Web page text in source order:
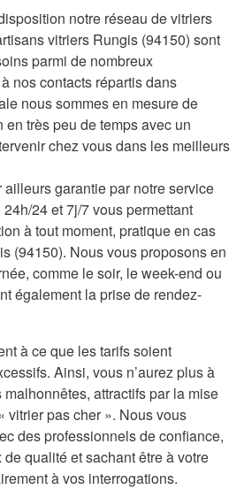
notre réseau de vitriers
vitriers Rungis (94150) sont
parmi de nombreux
nos contacts répartis dans
nous sommes en mesure de
très peu de temps avec un
chez vous dans les meilleurs
ailleurs garantie par notre service
24 et 7j/7 vous permettant
à tout moment, pratique en cas
(94150). Nous vous proposons en
comme le soir, le week-end ou
également la prise de rendez-
à ce que les tarifs soient
Ainsi, vous n’aurez plus à
attractifs par la mise
vitrier pas cher ». Nous vous
des professionnels de confiance,
qualité et sachant être à votre
à vos interrogations.